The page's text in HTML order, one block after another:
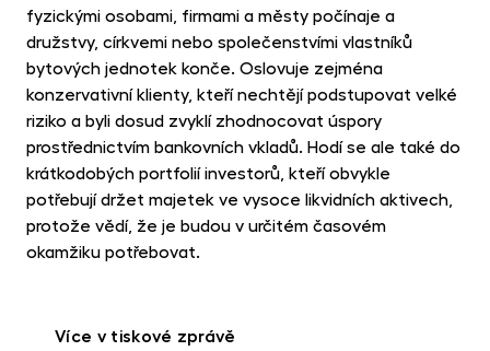
fyzickými osobami, firmami a městy počínaje a
družstvy, církvemi nebo společenstvími vlastníků
bytových jednotek konče. Oslovuje zejména
konzervativní klienty, kteří nechtějí podstupovat velké
riziko a byli dosud zvyklí zhodnocovat úspory
prostřednictvím bankovních vkladů. Hodí se ale také do
krátkodobých portfolií investorů, kteří obvykle
potřebují držet majetek ve vysoce likvidních aktivech,
protože vědí, že je budou v určitém časovém
okamžiku potřebovat.
Více v tiskové zprávě